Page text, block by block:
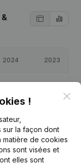
2024 2023
280 € 39 812
!
sur la façon dont
matière de cookies
sont visées et
elles sont